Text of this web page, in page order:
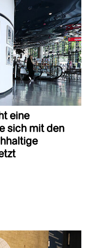
eine
sich mit den